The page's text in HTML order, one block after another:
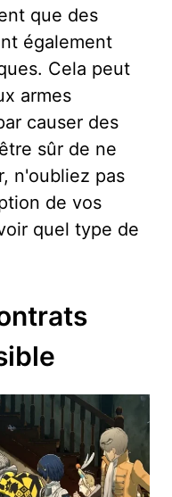
que des
également
Cela peut
armes
causer des
sûr de ne
n'oubliez pas
de vos
quel type de